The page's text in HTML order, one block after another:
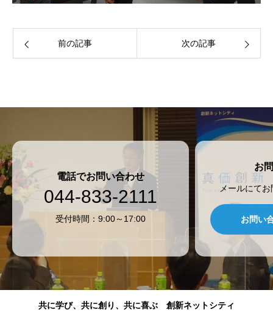
前の記事 次の記事
電話でお問い合わせ
044-833-2111
受付時間：9:00～17:00
お
メールにて
お問い
共に学び、共に創り、共に喜ぶ 創新ネットシティ